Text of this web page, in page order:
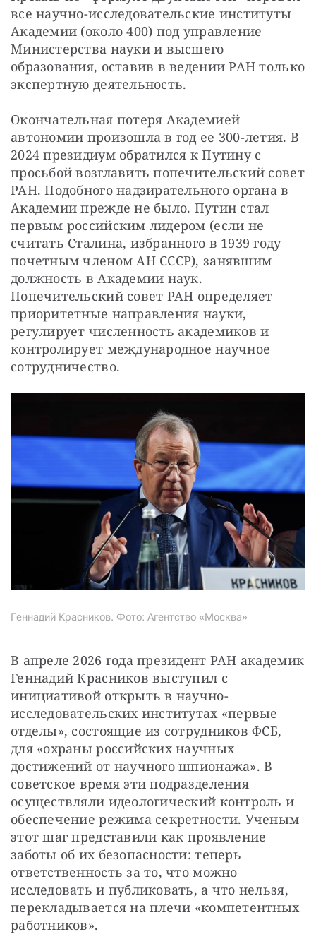
все научно-исследовательские институты
Академии (около 400) под управление
Министерства науки и высшего
образования, оставив в ведении РАН только
экспертную деятельность.
Окончательная потеря Академией
автономии произошла в год ее 300-летия. В
2024 президиум обратился к Путину с
просьбой возглавить попечительский совет
РАН. Подобного надзирательного органа в
Академии прежде не было. Путин стал
первым российским лидером (если не
считать Сталина, избранного в 1939 году
почетным членом АН СССР), занявшим
должность в Академии наук.
Попечительский совет РАН определяет
приоритетные направления науки,
регулирует численность академиков и
контролирует международное научное
сотрудничество.
Геннадий Красников. Фото: Агентство «Москва»
В апреле 2026 года президент РАН академик
Геннадий Красников выступил с
инициативой открыть в научно-
исследовательских институтах «первые
отделы», состоящие из сотрудников ФСБ,
для «охраны российских научных
достижений от научного шпионажа». В
советское время эти подразделения
осуществляли идеологический контроль и
обеспечение режима секретности. Ученым
этот шаг представили как проявление
заботы об их безопасности: теперь
ответственность за то, что можно
исследовать и публиковать, а что нельзя,
перекладывается на плечи «компетентных
работников».